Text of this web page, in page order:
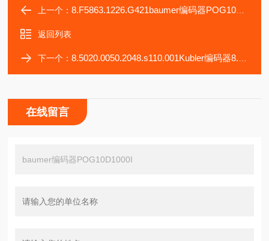
上一个：8.F5863.1226.G421baumer编码器POG10DN1000
返回列表
下一个：8.5020.0050.2048.s110.001Kubler编码器8.M3661.4344.5412
在线留言